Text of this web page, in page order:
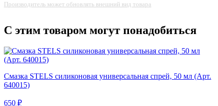
Производитель может обновлять внешний вид товара
С этим товаром могут понадобиться
Смазка STELS силиконовая универсальная спрей, 50 мл (Арт.
640015)
650 ₽